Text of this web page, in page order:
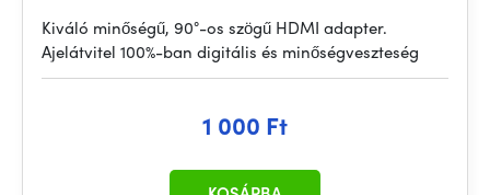
Kiváló minőségű, 90°-os szögű HDMI adapter.
Ajelátvitel 100%-ban digitális és minőségveszteség
1 000 Ft